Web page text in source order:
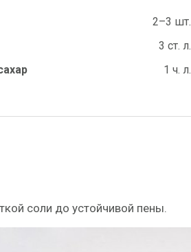
2–3 шт.
3 ст. л.
1 ч. л.
соли до устойчивой пены.